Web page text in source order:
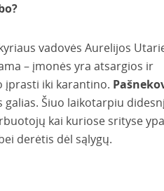
vadovės Aurelijos
– įmonės yra atsargios ir
įprasti iki karantino.
Šiuo laikotarpiu didesnį
kai kuriose srityse
derėtis dėl sąlygų.